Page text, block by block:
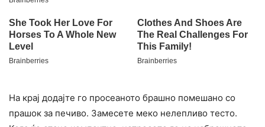
На крај додајте го просеаното брашно помешано со
прашок за печиво. Замесете меко нелепливо тесто.